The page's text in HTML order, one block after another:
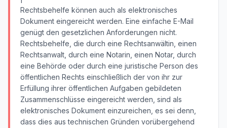
Rechtsbehelfe können auch als elektronisches
Dokument eingereicht werden. Eine einfache E-Mail
genügt den gesetzlichen Anforderungen nicht.
Rechtsbehelfe, die durch eine Rechtsanwältin, einen
Rechtsanwalt, durch eine Notarin, einen Notar, durch
eine Behörde oder durch eine juristische Person des
öffentlichen Rechts einschließlich der von ihr zur
Erfüllung ihrer öffentlichen Aufgaben gebildeten
Zusammenschlüsse eingereicht werden, sind als
elektronisches Dokument einzureichen, es sei denn,
dass dies aus technischen Gründen vorübergehend